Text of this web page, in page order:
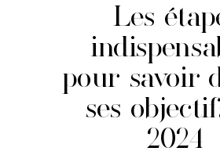
Les
pour savoir
ses
2024